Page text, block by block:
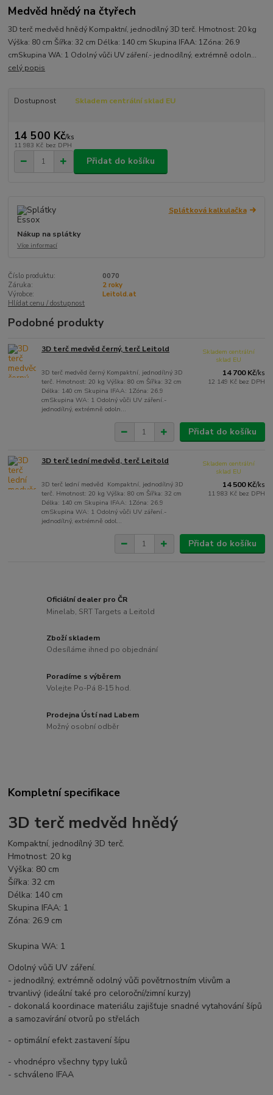
Medvěd hnědý na čtyřech
3D terč medvěd hnědý Kompaktní, jednodílný 3D terč. Hmotnost: 20 kg
Výška: 80 cm Šířka: 32 cm Délka: 140 cm Skupina IFAA: 1Zóna: 26.9
cmSkupina WA: 1 Odolný vůči UV záření.- jednodílný, extrémně odoln...
celý popis
Dostupnost Skladem centrální sklad EU
14 500 Kč/ks
11 983 Kč bez DPH
Přidat do košíku
Splátková kalkulačka
Nákup na splátky
Více informací
Číslo produktu:
0070
Záruka:
2 roky
Výrobce:
Leitold.at
Hlídat cenu / dostupnost
Podobné produkty
3D terč medvěd černý, terč Leitold
3D terč medvěd černý Kompaktní, jednodílný 3D
terč. Hmotnost: 20 kg Výška: 80 cm Šířka: 32 cm
Délka: 140 cm Skupina IFAA: 1Zóna: 26.9
cmSkupina WA: 1 Odolný vůči UV záření.-
jednodílný, extrémně odoln...
14 700 Kč/ks
12 149 Kč bez DPH
Skladem centrální
sklad EU
Přidat do košíku
3D terč lední medvěd, terč Leitold
3D terč lední medvěd Kompaktní, jednodílný 3D
terč. Hmotnost: 20 kg Výška: 80 cm Šířka: 32 cm
Délka: 140 cm Skupina IFAA: 1Zóna: 26.9
cmSkupina WA: 1 Odolný vůči UV záření.-
jednodílný, extrémně odol...
14 500 Kč/ks
11 983 Kč bez DPH
Skladem centrální
sklad EU
Přidat do košíku
Oficiální dealer pro ČR
Minelab, SRT Targets a Leitold
Zboží skladem
Odesíláme ihned po objednání
Poradíme s výběrem
Volejte Po-Pá 8-15 hod.
Prodejna Ústí nad Labem
Možný osobní odběr
Kompletní specifikace
3D terč medvěd hnědý
Kompaktní, jednodílný 3D terč.
Hmotnost: 20 kg
Výška: 80 cm
Šířka: 32 cm
Délka: 140 cm
Skupina IFAA: 1
Zóna: 26.9 cm
Skupina WA: 1
Odolný vůči UV záření.
- jednodílný, extrémně odolný vůči povětrnostním vlivům a
trvanlivý (ideální také pro celoroční/zimní kurzy)
- dokonalá koordinace materiálu zajišťuje snadné vytahování šípů
a samozavírání otvorů po střelách
- optimální efekt zastavení šípu
- vhodnépro všechny typy luků
- schváleno IFAA